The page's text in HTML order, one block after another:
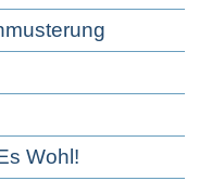
Wohl!